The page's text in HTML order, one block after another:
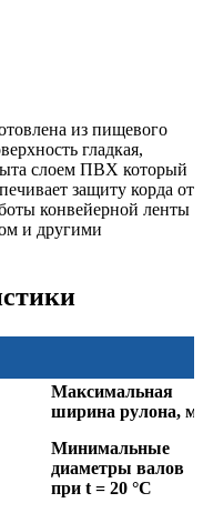
из пищевого
гладкая,
слоем ПВХ который
защиту корда от
конвейерной ленты
и другими
Максимальная
ширина рулона,
Минимальные
диаметры валов
при t = 20 °C